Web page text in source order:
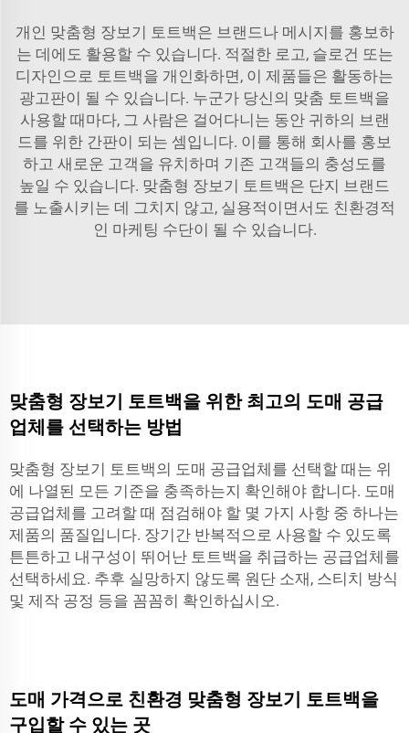
개인 맞춤형 장보기 토트백은 브랜드나 메시지를 홍보하
는 데에도 활용할 수 있습니다. 적절한 로고, 슬로건 또는
디자인으로 토트백을 개인화하면, 이 제품들은 활동하는
광고판이 될 수 있습니다. 누군가 당신의 맞춤 토트백을
사용할 때마다, 그 사람은 걸어다니는 동안 귀하의 브랜
드를 위한 간판이 되는 셈입니다. 이를 통해 회사를 홍보
하고 새로운 고객을 유치하며 기존 고객들의 충성도를
높일 수 있습니다. 맞춤형 장보기 토트백은 단지 브랜드
를 노출시키는 데 그치지 않고, 실용적이면서도 친환경적
인 마케팅 수단이 될 수 있습니다.
맞춤형 장보기 토트백을 위한 최고의 도매 공급
업체를 선택하는 방법
맞춤형 장보기 토트백의 도매 공급업체를 선택할 때는 위
에 나열된 모든 기준을 충족하는지 확인해야 합니다. 도매
공급업체를 고려할 때 점검해야 할 몇 가지 사항 중 하나는
제품의 품질입니다. 장기간 반복적으로 사용할 수 있도록
튼튼하고 내구성이 뛰어난 토트백을 취급하는 공급업체를
선택하세요. 추후 실망하지 않도록 원단 소재, 스티치 방식
및 제작 공정 등을 꼼꼼히 확인하십시오.
도매 가격으로 친환경 맞춤형 장보기 토트백을
구입할 수 있는 곳